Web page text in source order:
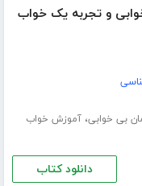
و تجربه یک خواب
بی خوابی،آموزش خواب
دانلود کتاب